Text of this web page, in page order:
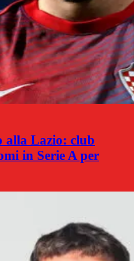
alla Lazio: club
in Serie A per